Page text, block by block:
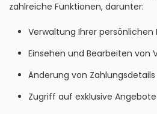
zahlreiche Funktionen, darunter:
Verwaltung Ihrer persönlichen
Einsehen und Bearbeiten von
Änderung von Zahlungsdetails
Zugriff auf exklusive